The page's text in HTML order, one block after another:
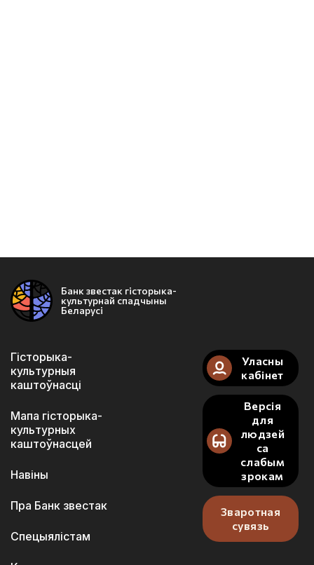
Банк звестак гісторыка-
культурнай спадчыны
Беларусі
Гісторыка-
культурныя
каштоўнасці
Мапа гісторыка-
культурных
каштоўнасцей
Навіны
Пра Банк звестак
Спецыялістам
Уласны
кабінет
Версія
для
людзей
са
слабым
зрокам
Зваротная
сувязь